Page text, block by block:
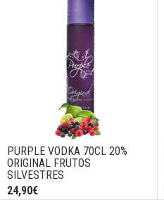
PURPLE VODKA 70CL 20%
ORIGINAL FRUTOS
SILVESTRES
24,90€